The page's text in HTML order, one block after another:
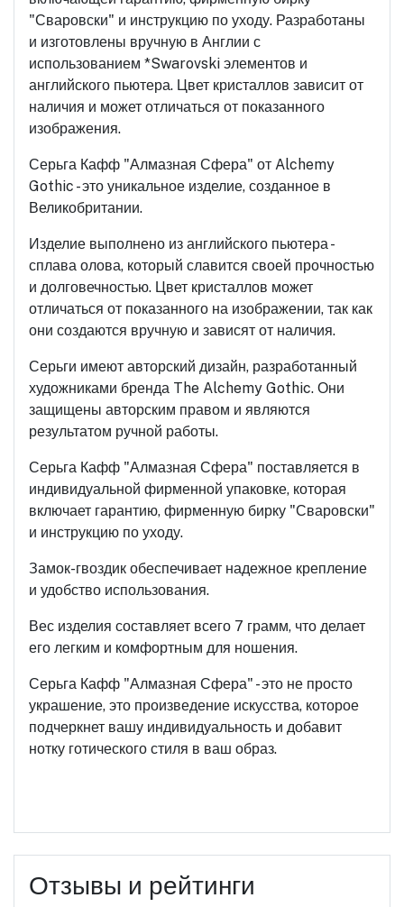
"Сваровски" и инструкцию по уходу. Разработаны
и изготовлены вручную в Англии с
использованием *Swarovski элементов и
английского пьютера. Цвет кристаллов зависит от
наличия и может отличаться от показанного
изображения.
Серьга Кафф "Алмазная Сфера" от Alchemy
Gothic - это уникальное изделие, созданное в
Великобритании.
Изделие выполнено из английского пьютера -
сплава олова, который славится своей прочностью
и долговечностью. Цвет кристаллов может
отличаться от показанного на изображении, так как
они создаются вручную и зависят от наличия.
Серьги имеют авторский дизайн, разработанный
художниками бренда The Alchemy Gothic. Они
защищены авторским правом и являются
результатом ручной работы.
Серьга Кафф "Алмазная Сфера" поставляется в
индивидуальной фирменной упаковке, которая
включает гарантию, фирменную бирку "Сваровски"
и инструкцию по уходу.
Замок-гвоздик обеспечивает надежное крепление
и удобство использования.
Вес изделия составляет всего 7 грамм, что делает
его легким и комфортным для ношения.
Серьга Кафф "Алмазная Сфера" - это не просто
украшение, это произведение искусства, которое
подчеркнет вашу индивидуальность и добавит
нотку готического стиля в ваш образ.
Отзывы и рейтинги